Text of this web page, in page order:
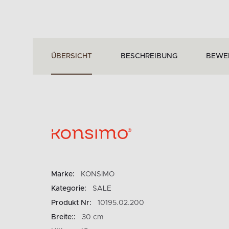
ÜBERSICHT BESCHREIBUNG
Marke:
KONSIMO
Kategorie:
SALE
Produkt Nr:
10195.02.200
Breite::
30 cm